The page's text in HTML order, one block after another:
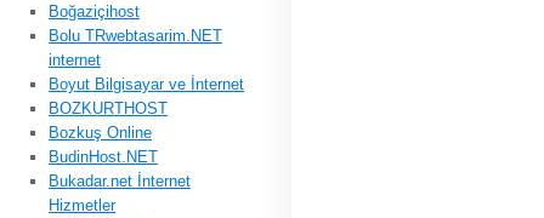
Boğaziçihost
Bolu TRwebtasarim.NET
internet
Boyut Bilgisayar ve İnternet
BOZKURTHOST
Bozkuş Online
BudinHost.NET
Bukadar.net İnternet
Hizmetler